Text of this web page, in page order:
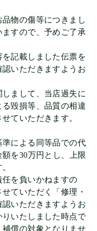
物の傷等につきまし
すので、予めご了承
記載しました伝票を
いただきますようお
まして、当店過失に
毀損等、品質の相違
ていただきます。
による同等品での代
を30万円とし、上限
を負いかねますの
ていただく「修理・
いただきますようお
いたしました時点で
償の対象となりませ